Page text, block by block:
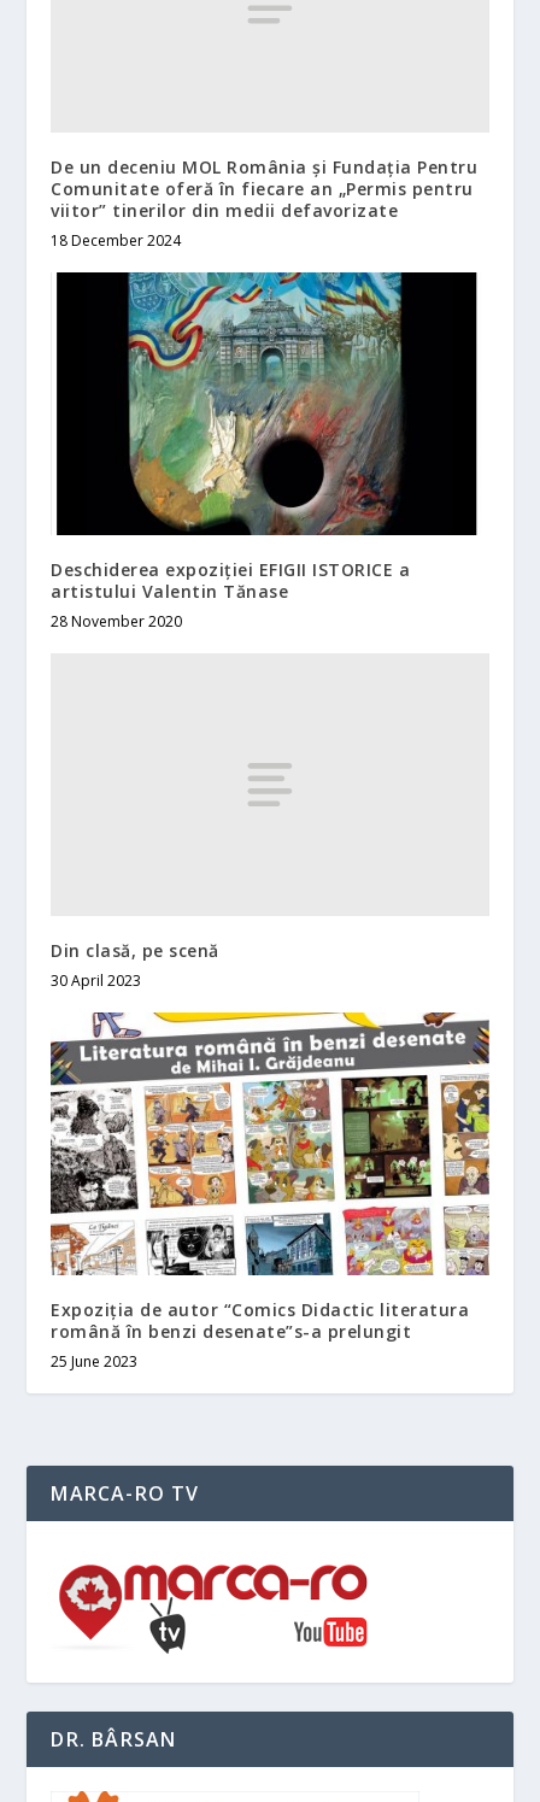
De un deceniu MOL România și Fundația Pentru
Comunitate oferă în fiecare an „Permis pentru
viitor” tinerilor din medii defavorizate
18 December 2024
Deschiderea expoziției EFIGII ISTORICE a
artistului Valentin Tănase
28 November 2020
Din clasă, pe scenă
30 April 2023
Expoziția de autor “Comics Didactic literatura
română în benzi desenate”s-a prelungit
25 June 2023
MARCA-RO TV
DR. BÂRSAN